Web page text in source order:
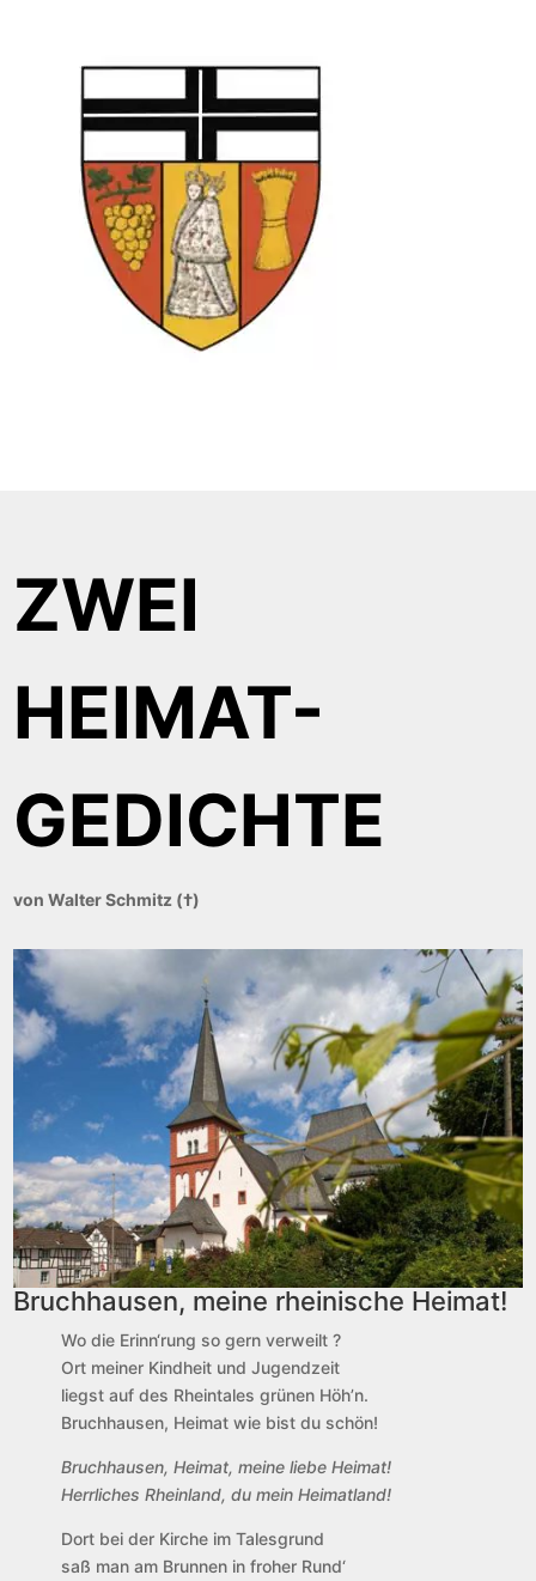
ZWEI
HEIMAT-
GEDICHTE
von Walter Schmitz (†)
Bruchhausen, meine rheinische Heimat!
Wo die Erinn‘rung so gern verweilt ?
Ort meiner Kindheit und Jugendzeit
liegst auf des Rheintales grünen Höh’n.
Bruchhausen, Heimat wie bist du schön!
Bruchhausen, Heimat, meine liebe Heimat!
Herrliches Rheinland, du mein Heimatland!
Dort bei der Kirche im Talesgrund
saß man am Brunnen in froher Rund‘